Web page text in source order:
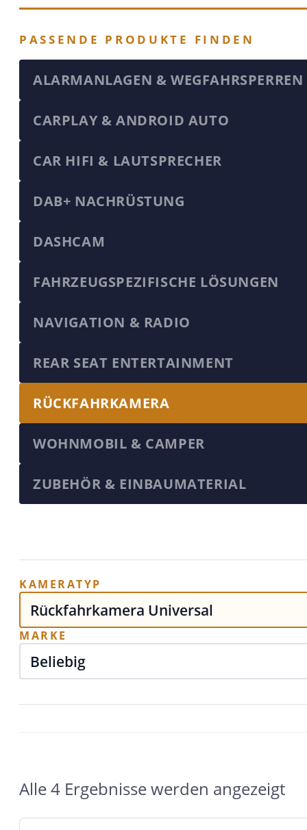
PASSENDE PRODUKTE FINDEN
ALARMANLAGEN & WEGFAHRSPERREN
CARPLAY & ANDROID AUTO
CAR HIFI & LAUTSPRECHER
DAB+ NACHRÜSTUNG
DASHCAM
FAHRZEUGSPEZIFISCHE LÖSUNGEN
NAVIGATION & RADIO
REAR SEAT ENTERTAINMENT
RÜCKFAHRKAMERA
WOHNMOBIL & CAMPER
ZUBEHÖR & EINBAUMATERIAL
KAMERATYP
MARKE
Alle 4 Ergebnisse werden angezeigt